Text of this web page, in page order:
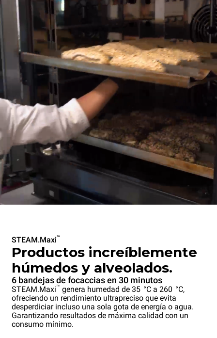
STEAM.Maxi™
Productos increíblemente
húmedos y alveolados.
6 bandejas de focaccias en 30 minutos
STEAM.Maxi™ genera humedad de 35 °C a 260 °C,
ofreciendo un rendimiento ultrapreciso que evita
desperdiciar incluso una sola gota de energía o agua.
Garantizando resultados de máxima calidad con un
consumo mínimo.